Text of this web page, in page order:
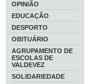
OPINIÃO
EDUCAÇÃO
DESPORTO
OBITUÁRIO
AGRUPAMENTO DE
ESCOLAS DE
VALDEVEZ
SOLIDARIEDADE